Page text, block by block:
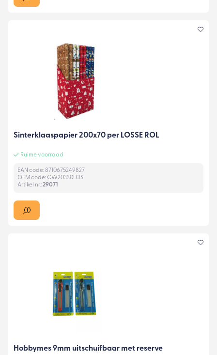
Sinterklaaspapier 200x70 per LOSSE ROL
Ruime voorraad
EAN code: 8710675249827
OEM code: GW20330LOS
Artikel nr.:29071
Hobbymes 9mm uitschuifbaar met reserve